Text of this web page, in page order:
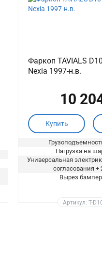
Фаркоп TAVIALS
Nexia 1997-н.в.
10
Купить
Нагрузка на
Универсальная
согласования +
Вырез
Артикул: T-